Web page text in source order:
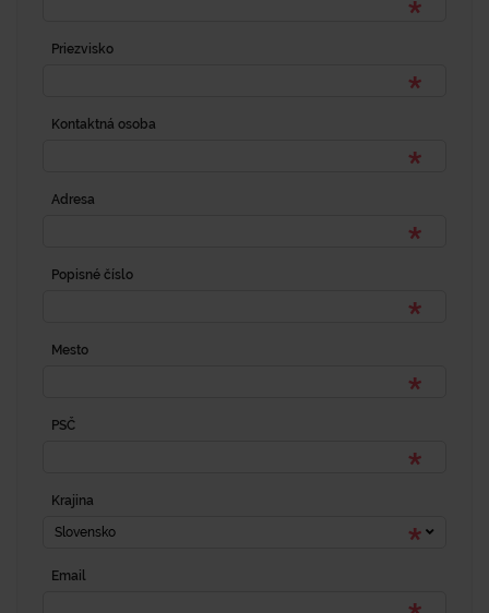
Priezvisko
Kontaktná osoba
Adresa
Popisné číslo
Mesto
PSČ
Krajina
Slovensko
Email